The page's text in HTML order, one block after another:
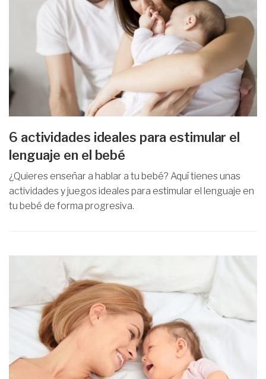
6 actividades ideales para estimular el
lenguaje en el bebé
¿Quieres enseñar a hablar a tu bebé? Aquí tienes unas
actividades y juegos ideales para estimular el lenguaje en
tu bebé de forma progresiva.